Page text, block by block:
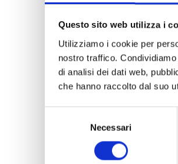
Questo sito web utilizza i
Utilizziamo i cookie per
nostro traffico.
di analisi dei dati web,
che hanno raccolto dal suo
Necessari
che la
temporale di
Una mostra
di Palazzo
Sonnenfeld,
di Risparmio
Lucca.